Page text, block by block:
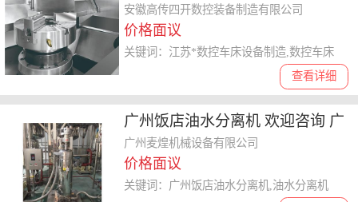
传四开数控装备供应
安徽高传四开数控装备制造有限公司
价格面议
查看详细
关键词：江苏*数控车床设备制造,数控车床
广州饭店油水分离机 欢迎咨询 广
州麦煌机械设备供应
广州麦煌机械设备有限公司
价格面议
关键词：广州饭店油水分离机,油水分离机